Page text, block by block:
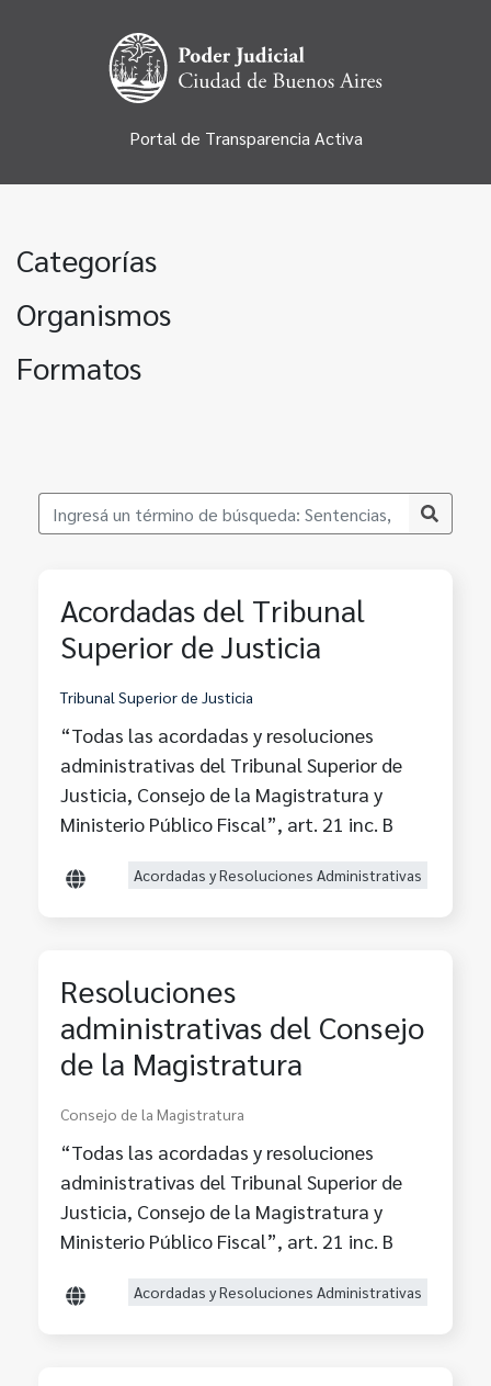
Portal de Transparencia Activa
Categorías
Organismos
Formatos
Acordadas del Tribunal
Superior de Justicia
Tribunal Superior de Justicia
“Todas las acordadas y resoluciones
administrativas del Tribunal Superior de
Justicia, Consejo de la Magistratura y
Ministerio Público Fiscal”, art. 21 inc. B
Acordadas y Resoluciones Administrativas
Resoluciones
administrativas del Consejo
de la Magistratura
Consejo de la Magistratura
“Todas las acordadas y resoluciones
administrativas del Tribunal Superior de
Justicia, Consejo de la Magistratura y
Ministerio Público Fiscal”, art. 21 inc. B
Acordadas y Resoluciones Administrativas